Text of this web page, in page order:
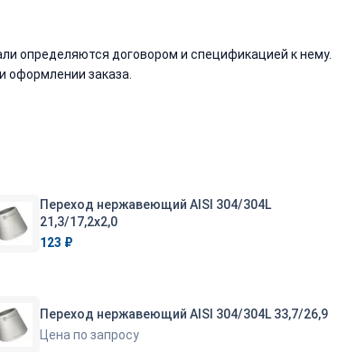
определяются договором и спецификацией к нему.
оформлении заказа.
Переход нержавеющий AISI 304/304L
21,3/17,2х2,0
123 ₽
Переход нержавеющий AISI 304/304L 33,7/26,9
Цена по запросу